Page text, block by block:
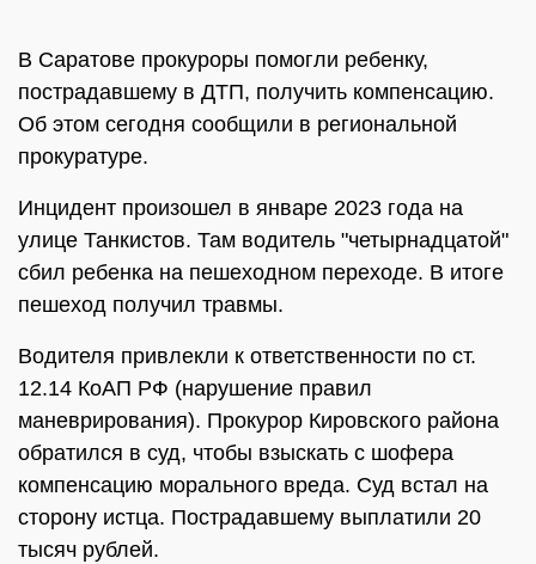
В Саратове прокуроры помогли ребенку,
пострадавшему в ДТП, получить компенсацию.
Об этом сегодня сообщили в региональной
прокуратуре.
Инцидент произошел в январе 2023 года на
улице Танкистов. Там водитель "четырнадцатой"
сбил ребенка на пешеходном переходе. В итоге
пешеход получил травмы.
Водителя привлекли к ответственности по ст.
12.14 КоАП РФ (нарушение правил
маневрирования). Прокурор Кировского района
обратился в суд, чтобы взыскать с шофера
компенсацию морального вреда. Суд встал на
сторону истца. Пострадавшему выплатили 20
тысяч рублей.